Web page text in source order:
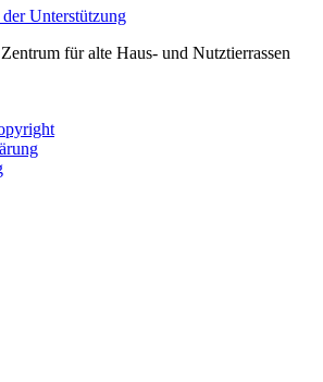
Unterstützung
für alte Haus- und Nutztierrassen